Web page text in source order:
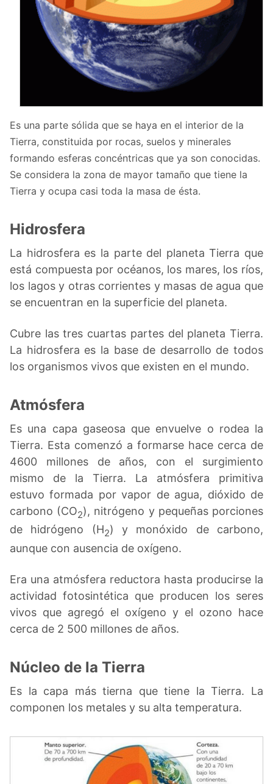
Es una parte sólida que se haya en el interior de la
Tierra, constituida por rocas, suelos y minerales
formando esferas concéntricas que ya son conocidas.
Se considera la zona de mayor tamaño que tiene la
Tierra y ocupa casi toda la masa de ésta.
Hidrosfera
La hidrosfera es la parte del planeta Tierra que
está compuesta por océanos, los mares, los ríos,
los lagos y otras corrientes y masas de agua que
se encuentran en la superficie del planeta.
Cubre las tres cuartas partes del planeta Tierra.
La hidrosfera es la base de desarrollo de todos
los organismos vivos que existen en el mundo.
Atmósfera
Es una capa gaseosa que envuelve o rodea la
Tierra. Esta comenzó a formarse hace cerca de
4600 millones de años, con el surgimiento
mismo de la Tierra. La atmósfera primitiva
estuvo formada por vapor de agua, dióxido de
carbono (CO2), nitrógeno y pequeñas porciones
de hidrógeno (H2) y monóxido de carbono,
aunque con ausencia de oxígeno.
Era una atmósfera reductora hasta producirse la
actividad fotosintética que producen los seres
vivos que agregó el oxígeno y el ozono hace
cerca de 2 500 millones de años.
Núcleo de la Tierra
Es la capa más tierna que tiene la Tierra. La
componen los metales y su alta temperatura.